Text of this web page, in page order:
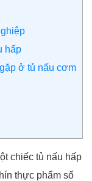
hấp
ở tủ nấu cơm
chiếc tủ nấu hấp
thực phẩm số